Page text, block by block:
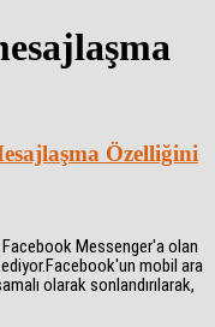
Özelliğini
Facebook Messenger'a olan
ediyor.Facebook'un mobil ara
olarak sonlandırılarak,